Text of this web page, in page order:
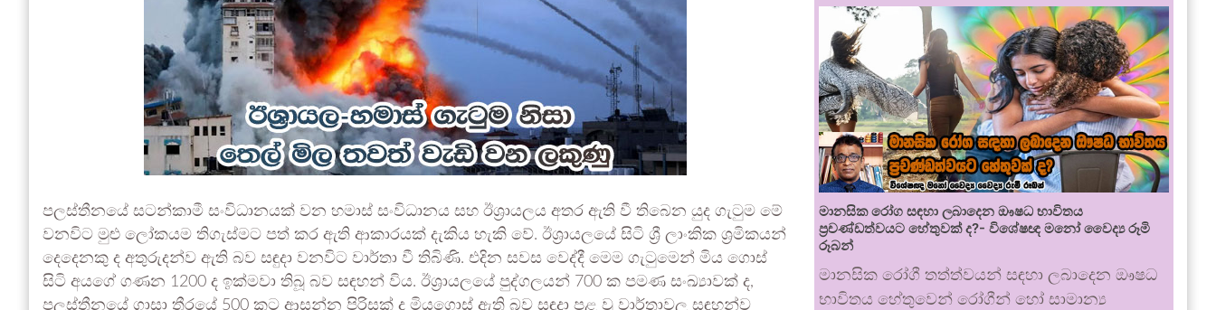
පලස්තීනයේ සටන්කාමී සංවිධානයක් වන හමාස් සංවිධානය සහ ඊශ්‍රායලය අතර ඇති වී තිබෙන යුද ගැටුම මේ
වනවිට මුළු ලෝකයම තිගැස්මට පත් කර ඇති ආකාරයක් දැකිය හැකි වේ. ඊශ්‍රායලයේ සිටි ශ්‍රී ලාංකික ශ්‍රමිකයන්
දෙදෙනකු ද අතුරුදන්ව ඇති බව සඳුදා වනවිට වාර්තා වී තිබිණි. එදින සවස වෙද්දී මෙම ගැටුමෙන් මිය ගොස්
සිටි අයගේ ගණන 1200 ද ඉක්මවා තිබූ බව සඳහන් විය. ඊශ්‍රායලයේ පුද්ගලයන් 700 ක පමණ සංඛ්‍යාවක් ද,
පලස්තීනයේ ගාසා තීරයේ 500 කට ආසන්න පිරිසක් ද මියගොස් ඇති බව සඳුදා පළ වූ වාර්තාවල සඳහන්ව
මානසික රෝග සඳහා ලබාදෙන ඖෂධ භාවිතය
ප්‍රචණ්ඩත්වයට හේතුවක් ද?- විශේෂඥ මනෝ වෛද්‍ය රූමි
රූබන්
මානසික රෝගී තත්ත්වයන් සඳහා ලබාදෙන ඖෂධ
භාවිතය හේතුවෙන් රෝගීන් හෝ සාමාන්‍ය